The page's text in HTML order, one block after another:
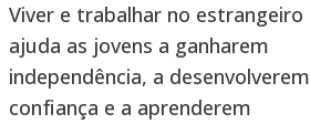
Viver e trabalhar no estrangeiro
ajuda as jovens a ganharem
independência, a desenvolverem
confiança e a aprenderem